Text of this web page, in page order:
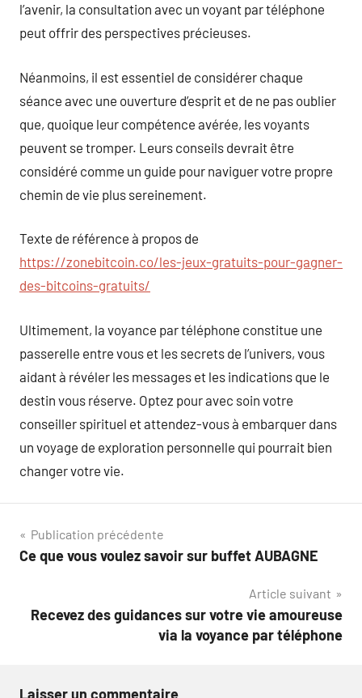
l’avenir, la consultation avec un voyant par téléphone
peut offrir des perspectives précieuses.
Néanmoins, il est essentiel de considérer chaque
séance avec une ouverture d’esprit et de ne pas oublier
que, quoique leur compétence avérée, les voyants
peuvent se tromper. Leurs conseils devrait être
considéré comme un guide pour naviguer votre propre
chemin de vie plus sereinement.
Texte de référence à propos de
https://zonebitcoin.co/les-jeux-gratuits-pour-gagner-
des-bitcoins-gratuits/
Ultimement, la voyance par téléphone constitue une
passerelle entre vous et les secrets de l’univers, vous
aidant à révéler les messages et les indications que le
destin vous réserve. Optez pour avec soin votre
conseiller spirituel et attendez-vous à embarquer dans
un voyage de exploration personnelle qui pourrait bien
changer votre vie.
Navigation
de
Publication précédente
Ce que vous voulez savoir sur buffet AUBAGNE
Article suivant
Recevez des guidances sur votre vie amoureuse
via la voyance par téléphone
Laisser un commentaire